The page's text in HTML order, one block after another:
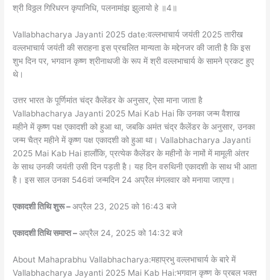
श्री विठ्ठल गिरिधरन कृपानिधि, पलनामांझ झुलायो हे ॥4॥
Vallabhacharya Jayanti 2025 date:वल्लभाचार्य जयंती 2025 तारीख
वल्लभाचार्य जयंती की सराहना इस प्रचलित मान्यता के मद्देनजर की जाती है कि इस
शुभ दिन पर, भगवान कृष्ण श्रीनाथजी के रूप में श्री वल्लभाचार्य के सामने प्रकट हुए
थे।
उत्तर भारत के पूर्णिमांत चंद्र कैलेंडर के अनुसार, ऐसा माना जाता है
Vallabhacharya Jayanti 2025 Mai Kab Hai कि उनका जन्म वैशाख
महीने में कृष्ण पक्ष एकादशी को हुआ था, जबकि अमंत चंद्र कैलेंडर के अनुसार, उनका
जन्म चैत्र महीने में कृष्ण पक्ष एकादशी को हुआ था। Vallabhacharya Jayanti
2025 Mai Kab Hai हालाँकि, प्रत्येक कैलेंडर के महीनों के नामों में मामूली अंतर
के साथ उनकी जयंती उसी दिन पड़ती है। यह दिन वरुथिनी एकादशी के साथ भी आता
है। इस साल उनका 546वां जन्मदिन 24 अप्रैल मंगलवार को मनाया जाएगा।
एकादशी तिथि शुरू –अप्रैल 23, 2025 को 16:43 बजे
एकादशी तिथि समाप्त –अप्रैल 24, 2025 को 14:32 बजे
About Mahaprabhu Vallabhacharya:महाप्रभु वल्लभाचार्य के बारे में
Vallabhacharya Jayanti 2025 Mai Kab Hai:भगवान कृष्ण के प्रबल भक्त